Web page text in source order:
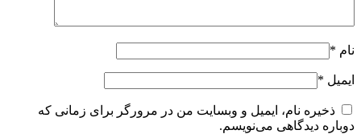
نام *
ایمیل *
ذخیره نام، ایمیل و وبسایت من در مرورگر برای زمانی که
دوباره دیدگاهی می‌نویسم.